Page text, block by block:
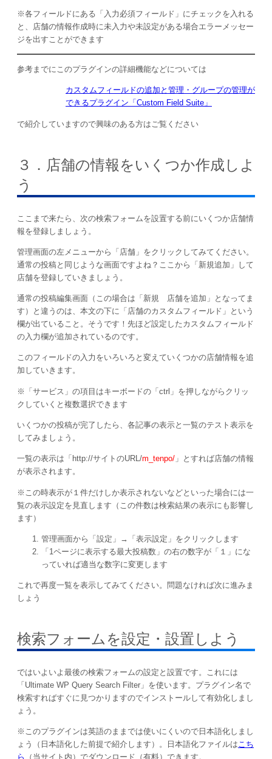
※各フィールドにある「入力必須フィールド」にチェックを入れる
と、店舗の情報作成時に未入力や未設定がある場合エラーメッセー
ジを出すことができます
参考までにこのプラグインの詳細機能などについては
カスタムフィールドの追加と管理・グループの管理が
できるプラグイン「Custom Field Suite」
で紹介していますので興味のある方はご覧ください
３．店舗の情報をいくつか作成しよ
う
ここまで来たら、次の検索フォームを設置する前にいくつか店舗情
報を登録しましょう。
管理画面の左メニューから「店舗」をクリックしてみてください。
通常の投稿と同じような画面ですよね？ここから「新規追加」して
店舗を登録していきましょう。
通常の投稿編集画面（この場合は「新規 店舗を追加」となってま
す）と違うのは、本文の下に「店舗のカスタムフィールド」という
欄が出ていること。そうです！先ほど設定したカスタムフィールド
の入力欄が追加されているのです。
このフィールドの入力をいろいろと変えていくつかの店舗情報を追
加していきます。
※「サービス」の項目はキーボードの「ctrl」を押しながらクリッ
クしていくと複数選択できます
いくつかの投稿が完了したら、各記事の表示と一覧のテスト表示を
してみましょう。
一覧の表示は「http://サイトのURL/m_tenpo/ 」とすれば店舗の情報
が表示されます。
※この時表示が１件だけしか表示されないなどといった場合には一
覧の表示設定を見直します（この件数は検索結果の表示にも影響し
ます）
管理画面から「設定」→「表示設定」をクリックします
「1ページに表示する最大投稿数」の右の数字が「１」にな
っていれば適当な数字に変更します
これで再度一覧を表示してみてください。問題なければ次に進みま
しょう
検索フォームを設定・設置しよう
ではいよいよ最後の検索フォームの設定と設置です。これには
「Ultimate WP Query Search Filter」を使います。プラグイン名で
検索すればすぐに見つかりますのでインストールして有効化しまし
ょう。
※このプラグインは英語のままでは使いにくいので日本語化しまし
ょう（日本語化した前提で紹介します）。日本語化ファイルはこち
ら
（当サイト内）でダウンロード（有料）できます。